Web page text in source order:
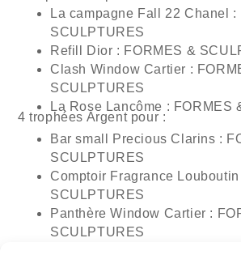
La campagne Fall 22 Chanel :
SCULPTURES
Refill Dior : FORMES &
Clash Window Cartier :
SCULPTURES
La Rose Lancôme : FORMES
4 trophées Argent pour :
Bar small Precious Clarins :
SCULPTURES
Comptoir Fragrance
SCULPTURES
Panthère Window Cartier :
SCULPTURES